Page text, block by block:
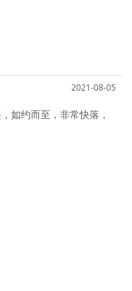
2021-08-05
如约而至，非常快落，